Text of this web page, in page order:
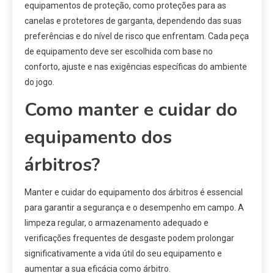
equipamentos de proteção, como proteções para as
canelas e protetores de garganta, dependendo das suas
preferências e do nível de risco que enfrentam. Cada peça
de equipamento deve ser escolhida com base no
conforto, ajuste e nas exigências específicas do ambiente
do jogo.
Como manter e cuidar do
equipamento dos
árbitros?
Manter e cuidar do equipamento dos árbitros é essencial
para garantir a segurança e o desempenho em campo. A
limpeza regular, o armazenamento adequado e
verificações frequentes de desgaste podem prolongar
significativamente a vida útil do seu equipamento e
aumentar a sua eficácia como árbitro.